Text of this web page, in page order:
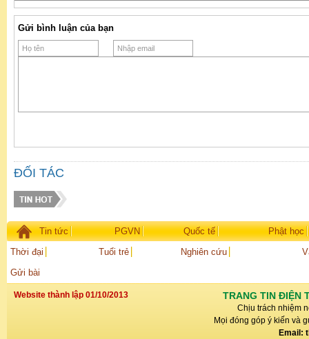
Gửi bình luận của bạn
ĐỐI TÁC
Tin tức PGVN Quốc tế
Phật học
Thời đại
Tuổi trẻ Nghiên cứu
Gửi bài
Website thành lập 01/10/2013 TRANG TIN ĐIỆN
Chịu trách nhiệm
Mọi đóng góp ý kiến và
Email: